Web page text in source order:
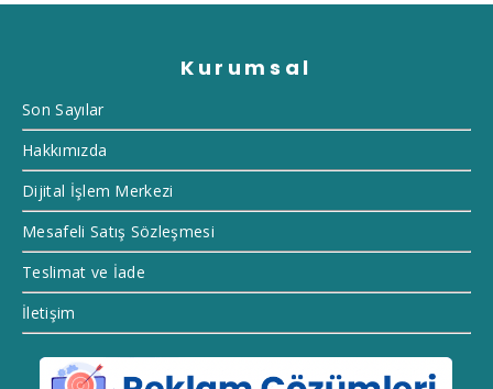
Kurumsal
Son Sayılar
Hakkımızda
Dijital İşlem Merkezi
Mesafeli Satış Sözleşmesi
Teslimat ve İade
İletişim